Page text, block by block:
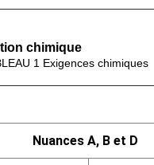
chimique
1 Exigences chimiques
Nuances A, B et D